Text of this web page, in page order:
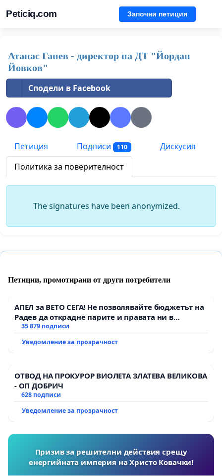
Peticiq.com Започни петиция
Атанас Ганев - директор на ДТ "Йордан
Йовков"
Сподели в Facebook
Петиция Подписи 110
Дискусия
Политика за поверителност
The signatures have been anonymized.
Петиции, промотирани от други потребители
АПЕЛ за ВЕТО СЕГА! Не позволявайте бюджетът на
Радев да открадне парите и правата ни в
тъмното
35 879 подписи
Уведомление за прозрачност
ОТВОД НА ПРОКУРОР ВИОЛЕТА ЗЛАТЕВА ВЕЛИКОВА
- ОП ДОБРИЧ
628 подписи
Уведомление за прозрачност
Призив за решителни действия срещу
енергийната империя на Христо Ковачки!